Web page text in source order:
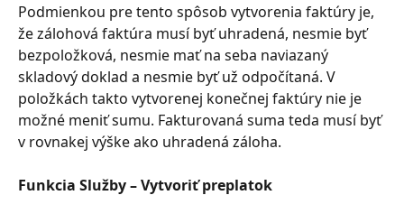
Podmienkou pre tento spôsob vytvorenia faktúry je,
že zálohová faktúra musí byť uhradená, nesmie byť
bezpoložková, nesmie mať na seba naviazaný
skladový doklad a nesmie byť už odpočítaná. V
položkách takto vytvorenej konečnej faktúry nie je
možné meniť sumu. Fakturovaná suma teda musí byť
v rovnakej výške ako uhradená záloha.
Funkcia Služby – Vytvoriť preplatok